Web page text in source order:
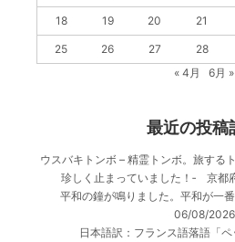
18 19 20 21
25 26 27 28
« 4月
6月 »
最近の投稿
ウスバキトンボ – 精霊トンボ。旅する
珍しく止まっていました！‐ 京都
平和の鐘が鳴りました。平和が一
06/08/2026
日本語訳：フランス語落語「ペ